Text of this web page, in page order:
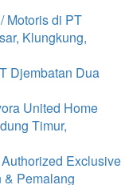
Motoris di PT
Klungkung,
Djembatan Dua
United Home
Timur,
Exclusive
& Pemalang